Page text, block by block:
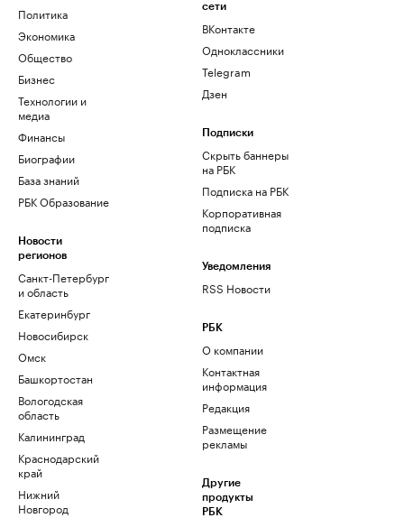
Политика
Экономика
Общество
Бизнес
Технологии и
медиа
Финансы
Биографии
База знаний
РБК Образование
Новости
регионов
Санкт-Петербург
и область
Екатеринбург
Новосибирск
Омск
Башкортостан
Вологодская
область
Калининград
Краснодарский
край
Нижний
Новгород
сети
ВКонтакте
Одноклассники
Telegram
Дзен
Подписки
Скрыть баннеры
на РБК
Подписка на РБК
Корпоративная
подписка
Уведомления
RSS Новости
РБК
О компании
Контактная
информация
Редакция
Размещение
рекламы
Другие
продукты
РБК